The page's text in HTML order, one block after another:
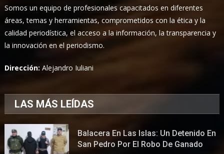
Somos un equipo de profesionales capacitados en diferentes
áreas, temas y herramientas, comprometidos con la ética y la
calidad periodística, el acceso a la información, la transparencia y
la innovación en el periodismo.
Dirección:Alejandro Iuliani
LAS MÁS LEÍDAS
Balacera En Las Islas: Un Detenido En
San Pedro Por El Robo De Ganado